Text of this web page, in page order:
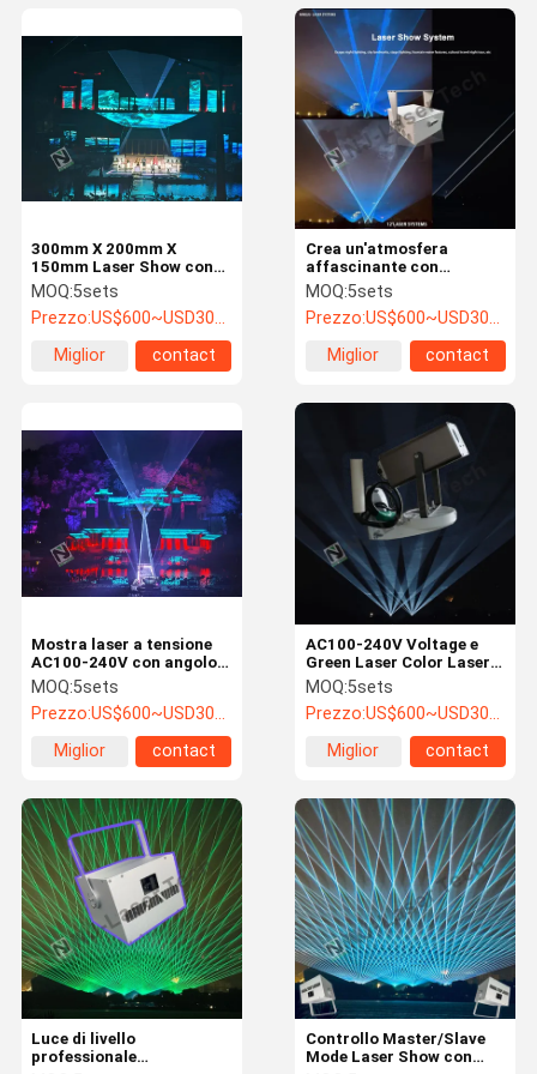
Casa Prodotti Video Chi Siamo
Crea un'atmosfera
affascinante con
un'incredibile mostra di
luci laser personalizzata
300mm x 200mm x
MOQ:5sets
Prezzo:US$600~USD3000
Miglior
contact
300mm X 200mm X
150mm Laser Show con
colore blu e sistema di
raffreddamento
avanzato
MOQ:5sets
Prezzo:US$600~USD3000
Miglior
contact
AC100-240V Voltage e
Green Laser Color Laser
Show con materiale
SS304
MOQ:5sets
Prezzo:US$600~USD3000
Miglior
contact
Mostra laser a tensione
AC100-240V con angolo
di raggio di 60° e
caratteristiche
personalizzate
MOQ:5sets
Prezzo:US$600~USD3000
Miglior
contact
Controllo Master/Slave
Mode Laser Show con
Luce di livello
professionale